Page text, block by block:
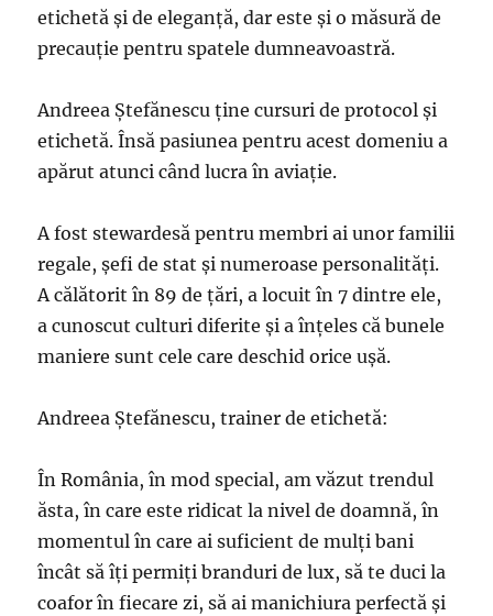
etichetă şi de eleganţă, dar este şi o măsură de
precauţie pentru spatele dumneavoastră.
Andreea Ştefănescu ţine cursuri de protocol şi
etichetă. Însă pasiunea pentru acest domeniu a
apărut atunci când lucra în aviaţie.
A fost stewardesă pentru membri ai unor familii
regale, şefi de stat şi numeroase personalităţi.
A călătorit în 89 de ţări, a locuit în 7 dintre ele,
a cunoscut culturi diferite şi a înţeles că bunele
maniere sunt cele care deschid orice uşă.
Andreea Ştefănescu, trainer de etichetă:
În România, în mod special, am văzut trendul
ăsta, în care este ridicat la nivel de doamnă, în
momentul în care ai suficient de mulţi bani
încât să îţi permiţi branduri de lux, să te duci la
coafor în fiecare zi, să ai manichiura perfectă şi